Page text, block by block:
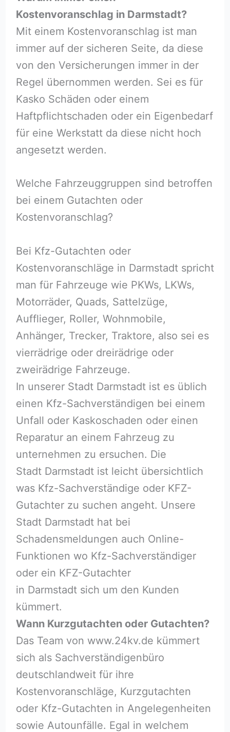
Kostenvoranschlag in Darmstadt?
Mit einem Kostenvoranschlag ist man
immer auf der sicheren Seite, da diese
von den Versicherungen immer in der
Regel übernommen werden. Sei es für
Kasko Schäden oder einem
Haftpflichtschaden oder ein Eigenbedarf
für eine Werkstatt da diese nicht hoch
angesetzt werden.
Welche Fahrzeuggruppen sind betroffen
bei einem Gutachten oder
Kostenvoranschlag?
Bei Kfz-Gutachten oder
Kostenvoranschläge in Darmstadt spricht
man für Fahrzeuge wie PKWs, LKWs,
Motorräder, Quads, Sattelzüge,
Aufflieger, Roller, Wohnmobile,
Anhänger, Trecker, Traktore, also sei es
vierrädrige oder dreirädrige oder
zweirädrige Fahrzeuge.
In unserer Stadt Darmstadt ist es üblich
einen Kfz-Sachverständigen bei einem
Unfall oder Kaskoschaden oder einen
Reparatur an einem Fahrzeug zu
unternehmen zu ersuchen. Die
Stadt Darmstadt ist leicht übersichtlich
was Kfz-Sachverständige oder KFZ-
Gutachter zu suchen angeht. Unsere
Stadt Darmstadt hat bei
Schadensmeldungen auch Online-
Funktionen wo Kfz-Sachverständiger
oder ein KFZ-Gutachter
in Darmstadt sich um den Kunden
kümmert.
Wann Kurzgutachten oder Gutachten?
Das Team von www.24kv.de kümmert
sich als Sachverständigenbüro
deutschlandweit für ihre
Kostenvoranschläge, Kurzgutachten
oder Kfz-Gutachten in Angelegenheiten
sowie Autounfälle. Egal in welchem